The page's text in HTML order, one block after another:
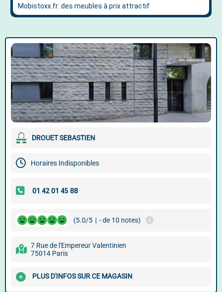
DROUET SEBASTIEN
Horaires Indisponibles
(5.0/5 | - de 10 notes)
7 Rue de l'Empereur Valentinien
75014 Paris
PLUS D'INFOS SUR CE MAGASIN